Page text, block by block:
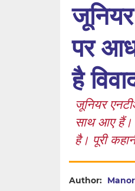
पर
है
जूनियर
साथ आए हैं।
है। पूरी
Author: